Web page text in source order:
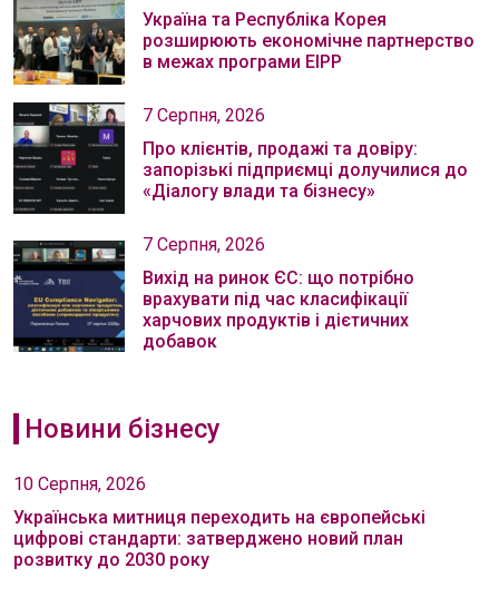
Україна та Республіка Корея
розширюють економічне партнерство
в межах програми EIPP
7 Серпня, 2026
Про клієнтів, продажі та довіру:
запорізькі підприємці долучилися до
«Діалогу влади та бізнесу»
7 Серпня, 2026
Вихід на ринок ЄС: що потрібно
врахувати під час класифікації
харчових продуктів і дієтичних
добавок
Новини бізнесу
10 Серпня, 2026
Українська митниця переходить на європейські
цифрові стандарти: затверджено новий план
розвитку до 2030 року